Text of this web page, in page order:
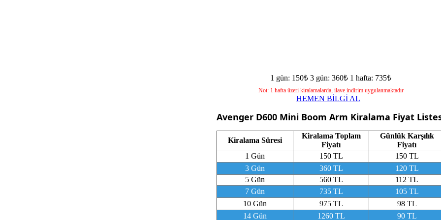
1 gün: 150₺ 3 gün: 360₺ 1 hafta: 735₺
Not: 1 hafta üzeri kiralamalarda, ilave indirim uygulanmaktadır
HEMEN BİLGİ AL
Avenger D600 Mini Boom Arm Kiralama Fiyat
Kiralama Süresi
Kiralama Toplam
Fiyatı
Günlük Karşılık
Fiyatı
1 Gün
150 TL
150 TL
3 Gün
360 TL
120 TL
5 Gün
560 TL
112 TL
7 Gün
735 TL
105 TL
10 Gün
975 TL
98 TL
14 Gün
1260 TL 90 TL